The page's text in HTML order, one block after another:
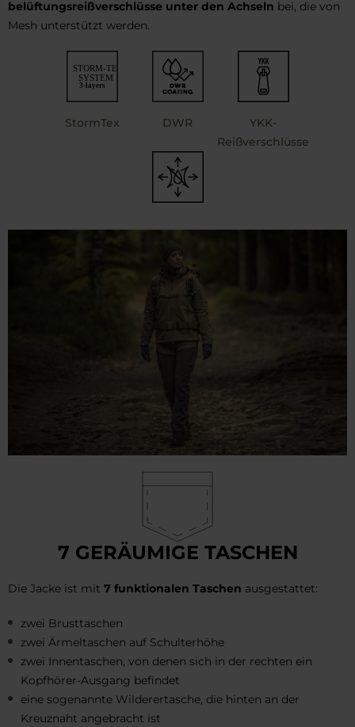
belüftungsreißverschlüsse unter den Achseln bei, die von
Mesh unterstützt werden.
StormTex DWR
YKK-
Reißverschlüsse
7 GERÄUMIGE TASCHEN
Die Jacke ist mit 7 funktionalen Taschen ausgestattet:
zwei Brusttaschen
zwei Ärmeltaschen auf Schulterhöhe
zwei Innentaschen, von denen sich in der rechten ein
Kopfhörer-Ausgang befindet
eine sogenannte Wilderertasche, die hinten an der
Kreuznaht angebracht ist